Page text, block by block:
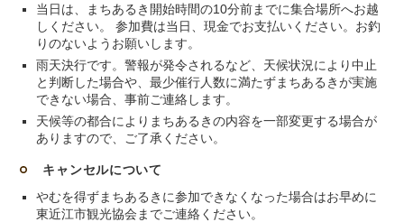
当日は、まちあるき開始時間の10分前までに集合場所へお越
しください。 参加費は当日、現金でお支払いください。お釣
りのないようお願いします。
雨天決行です。警報が発令されるなど、天候状況により中止
と判断した場合や、最少催行人数に満たずまちあるきが実施
できない場合、事前ご連絡します。
天候等の都合によりまちあるきの内容を一部変更する場合が
ありますので、ご了承ください。
キャンセルについて
やむを得ずまちあるきに参加できなくなった場合はお早めに
東近江市観光協会までご連絡ください。